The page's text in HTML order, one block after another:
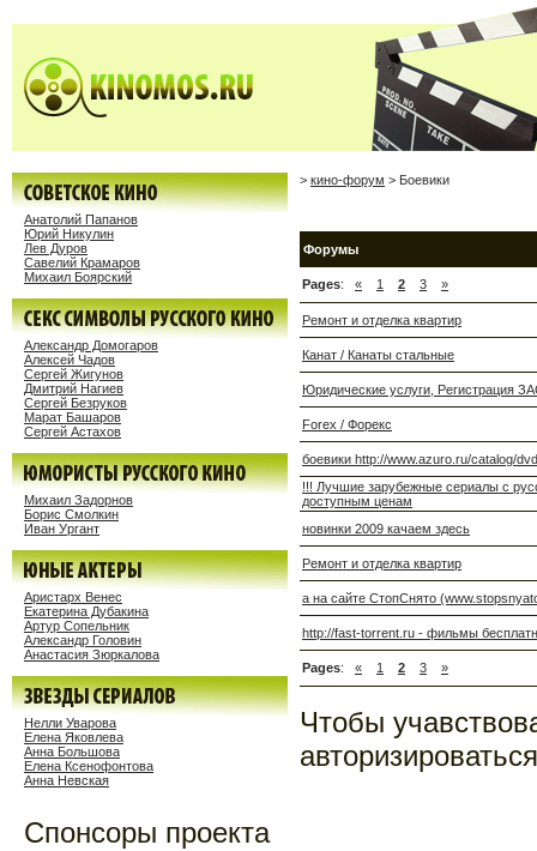
Анатолий Папанов
Юрий Никулин
Лев Дуров
Савелий Крамаров
Михаил Боярский
Александр Домогаров
Алексей Чадов
Сергей Жигунов
Дмитрий Нагиев
Сергей Безруков
Марат Башаров
Сергей Астахов
Михаил Задорнов
Борис Смолкин
Иван Ургант
Аристарх Венес
Екатерина Дубакина
Артур Сопельник
Александр Головин
Анастасия Зюркалова
Нелли Уварова
Елена Яковлева
Анна Большова
Елена Ксенофонтова
Анна Невская
Спонсоры проекта
> кино-форум > Боевики
Форумы
Pages: « 1 2 3 »
Ремонт и отделка квартир
Канат / Канаты стальные
Юридические услуги, Регистрация
Forex / Форекс
боевики http://www.azuro.ru/catalog/
!!! Лучшие зарубежные сериалы c
доступным ценам
новинки 2009 качаем здесь
Ремонт и отделка квартир
а на сайте СтопСнято
http://fast-torrent.ru - фильмы
Pages: « 1 2 3 »
Чтобы